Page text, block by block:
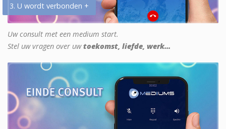
3. U wordt verbonden +
Uw consult met een medium start.
Stel uw vragen over uwtoekomst, liefde, werk...